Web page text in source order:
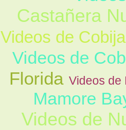
Castañera
Videos de Cobija
Videos de
Florida Videos de
Mamore
Videos de